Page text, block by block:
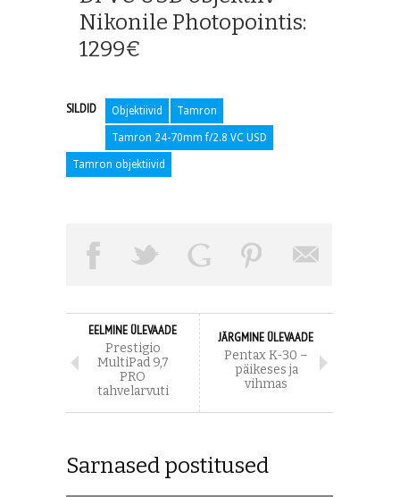
Nikonile Photopointis:
1299€
SILDID Objektiivid Tamron
Tamron 24-70mm f/2.8 VC USD
Tamron objektiivid
EELMINE ÜLEVAADE
Prestigio
MultiPad 9,7
PRO
tahvelarvuti
JÄRGMINE ÜLEVAADE
Pentax K-30 –
päikeses ja
vihmas
Sarnased postitused